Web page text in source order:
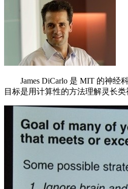
James DiCarlo 是 MIT 的神经科
目标是用计算性的方法理解灵长